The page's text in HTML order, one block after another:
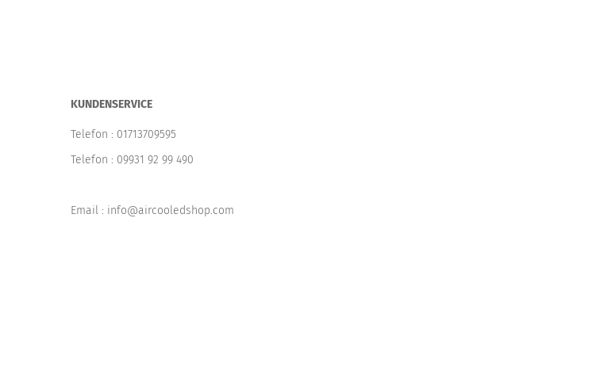
KUNDENSERVICE
Telefon : 01713709595
Telefon : 09931 92 99 490
Email : info@aircooledshop.com